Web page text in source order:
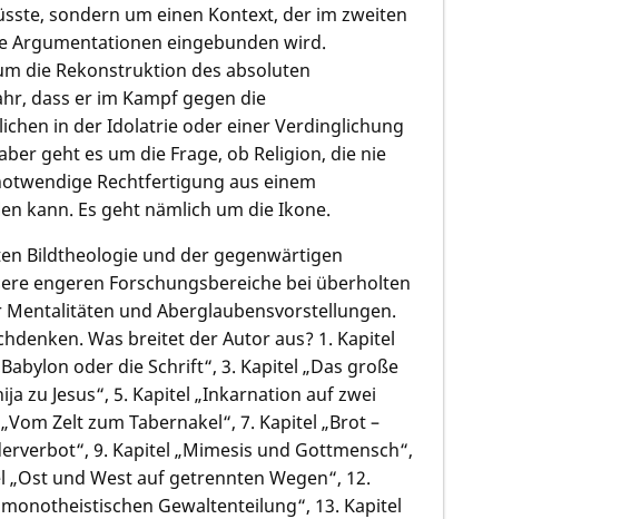
sondern um einen Kontext, der im zweiten
Argumentationen eingebunden wird.
die Rekonstruktion des absoluten
dass er im Kampf gegen die
in der Idolatrie oder einer Verdinglichung
geht es um die Frage, ob Religion, die nie
Rechtfertigung aus einem
kann. Es geht nämlich um die Ikone.
Bildtheologie und der gegenwärtigen
engeren Forschungsbereiche bei überholten
und Aberglaubensvorstellungen.
Was breitet der Autor aus? 1. Kapitel
oder die Schrift“, 3. Kapitel „Das große
zu Jesus“, 5. Kapitel „Inkarnation auf zwei
Zelt zum Tabernakel“, 7. Kapitel „Brot –
9. Kapitel „Mimesis und Gottmensch“,
und West auf getrennten Wegen“, 12.
Gewaltenteilung“, 13. Kapitel